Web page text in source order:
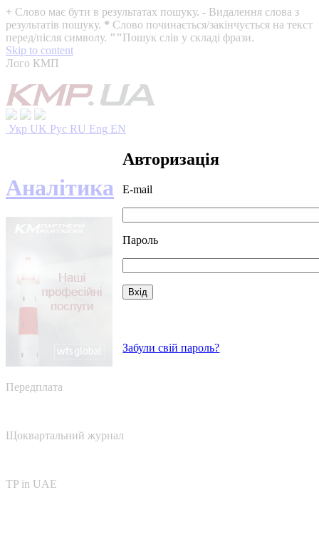
+ Слово має бути в результатах пошуку. - Видалення слова з
результатів пошуку. * Слово починається/закінчується на текст
перед/після символу. ""Пошук слів у складі фрази.
Skip to content
Лого КМП
Укр UK Рус RU Eng EN
Авторизація
E-mail
Пароль
Забули свій пароль?
Аналітика
Передплата
Щоквартальний журнал
TP in UAE